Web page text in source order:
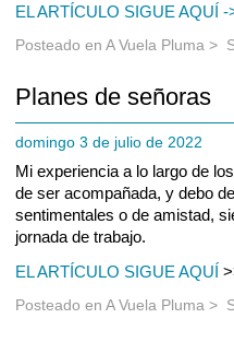
EL ARTÍCULO SIGUE AQUÍ -
Posteado en A Vuela Pluma >
Planes de señoras
domingo 3 de julio de 2022
Mi experiencia a lo largo de
de ser acompañada, y debo
sentimentales o de amistad,
jornada de trabajo.
EL ARTÍCULO SIGUE AQUÍ
Posteado en A Vuela Pluma >